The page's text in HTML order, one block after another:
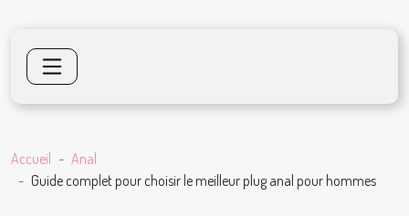
Accueil
Anal
Guide complet pour choisir le meilleur plug anal pour hommes